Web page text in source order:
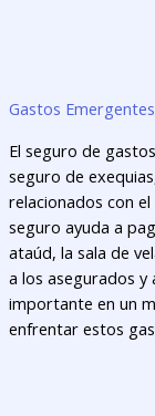
Gastos Emergentes
El seguro de
seguro de
relacionados con
seguro ayuda a
ataúd, la sala de
a los asegurados y
importante en un
enfrentar estos